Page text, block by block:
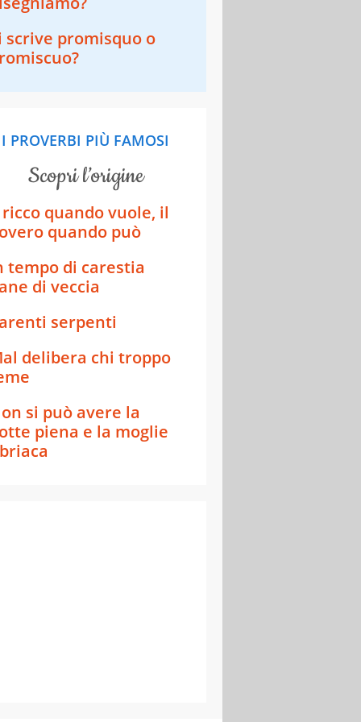
scrive promisquo o
I PROVERBI PIÙ FAMOSI
scopri l’origine
quando vuole, il
quando può
tempo di carestia
di veccia
serpenti
delibera chi troppo
si può avere la
piena e la moglie